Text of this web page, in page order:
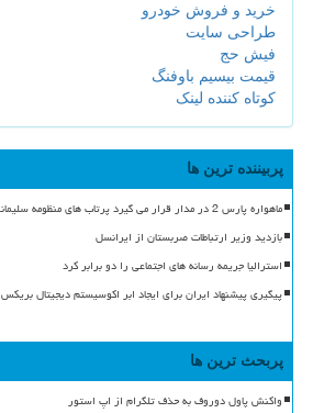
خرید و فروش خودرو
طراحی سایت
فیش حج
قیمت بیسیم باوفنگ
کوتاه کننده لینک
پربیننده ترین ها
ماهواره پارس 2 در مدار قرار می گیرد پرتاب های منظومه سلیمانی در1405
بازدید وزیر ارتباطات صربستان از ایرانسل
استرالیا جریمه رسانه های اجتماعی را دو برابر کرد
پیگیری پیشنهاد ایران برای ایجاد ابر اکوسیستم دیجیتال بریکس
پربحث ترین ها
واکنش پاول دوروف به حذف تلگرام از اپ استور